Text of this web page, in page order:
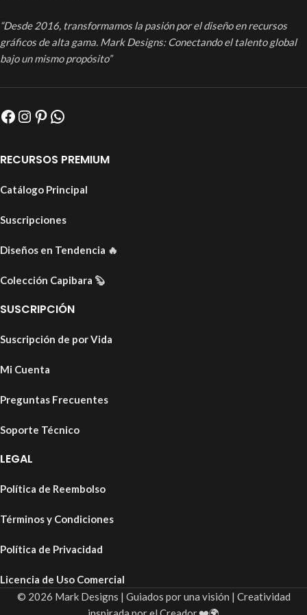
“Desde 2016, transformamos la pasión por el diseño en recursos
gráficos de alta gama. Mark Designs: Conectando el talento global
bajo un mismo propósito”
RECURSOS PREMIUM
Catálogo Principal
Suscripciones
Diseños en Tendencia 🔥
Colección Capibara 🦫
SUSCRIPCIÓN
Suscripción de por Vida
Mi Cuenta
Preguntas Frecuentes
Soporte Técnico
LEGAL
Política de Reembolso
Términos y Condiciones
Política de Privacidad
Licencia de Uso Comercial
© 2026 Mark Designs | Guiados por una visión | Creatividad